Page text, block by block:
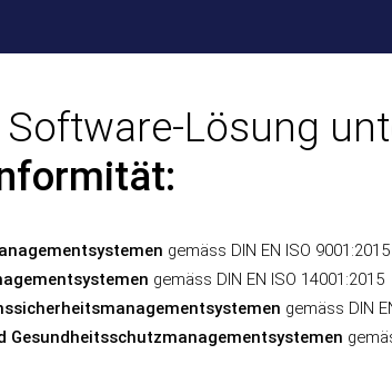
Software-Lösung
gemäss DIN EN ISO 9001:2015
gemäss DIN EN ISO 14001:2015
gemäss DIN
Gesundheitsschutzmanagementsystemen